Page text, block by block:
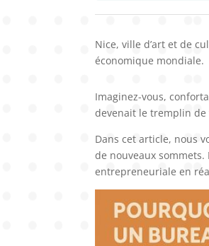
Nice, ville d’art et de
économique mondiale.
Imaginez-vous,
devenait le tremplin de
Dans cet article, nous
de nouveaux
entrepreneuriale en